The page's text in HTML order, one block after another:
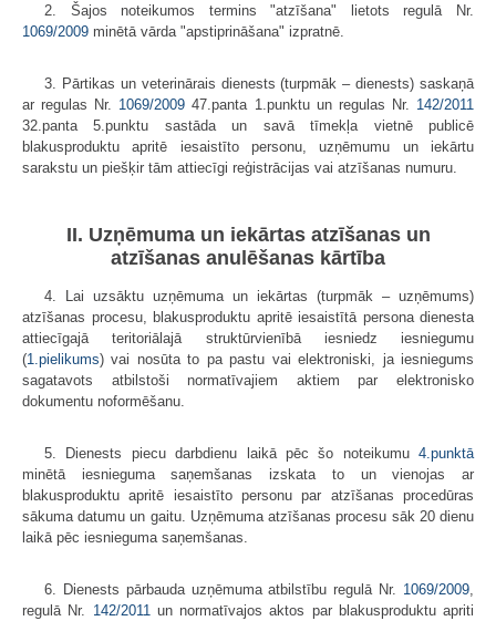
2. Šajos noteikumos termins "atzīšana" lietots regulā Nr.
1069/2009 minētā vārda "apstiprināšana" izpratnē.
3. Pārtikas un veterinārais dienests (turpmāk – dienests) saskaņā
ar regulas Nr. 1069/2009 47.panta 1.punktu un regulas Nr. 142/2011
32.panta 5.punktu sastāda un savā tīmekļa vietnē publicē
blakusproduktu apritē iesaistīto personu, uzņēmumu un iekārtu
sarakstu un piešķir tām attiecīgi reģistrācijas vai atzīšanas numuru.
II. Uzņēmuma un iekārtas atzīšanas un
atzīšanas anulēšanas kārtība
4. Lai uzsāktu uzņēmuma un iekārtas (turpmāk – uzņēmums)
atzīšanas procesu, blakusproduktu apritē iesaistītā persona dienesta
attiecīgajā teritoriālajā struktūrvienībā iesniedz iesniegumu
(1.pielikums) vai nosūta to pa pastu vai elektroniski, ja iesniegums
sagatavots atbilstoši normatīvajiem aktiem par elektronisko
dokumentu noformēšanu.
5. Dienests piecu darbdienu laikā pēc šo noteikumu 4.punktā
minētā iesnieguma saņemšanas izskata to un vienojas ar
blakusproduktu apritē iesaistīto personu par atzīšanas procedūras
sākuma datumu un gaitu. Uzņēmuma atzīšanas procesu sāk 20 dienu
laikā pēc iesnieguma saņemšanas.
6. Dienests pārbauda uzņēmuma atbilstību regulā Nr. 1069/2009
regulā Nr. 142/2011 un normatīvajos aktos par blakusproduktu apriti